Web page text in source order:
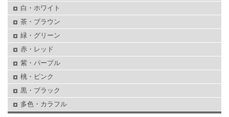
白・ホワイト
茶・ブラウン
緑・グリーン
赤・レッド
紫・パープル
桃・ピンク
黒・ブラック
多色・カラフル